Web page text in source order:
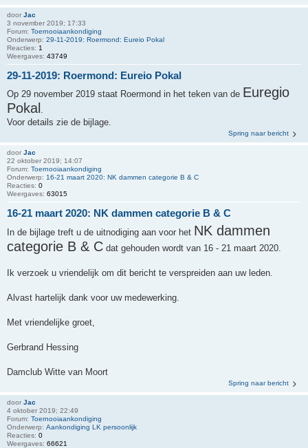
door Jac
3 november 2019; 17:33
Forum: Toernooiaankondiging
Onderwerp: 29-11-2019: Roermond: Eureio Pokal
Reacties: 1
Weergaves: 43749
29-11-2019: Roermond: Eureio Pokal
Op 29 november 2019 staat Roermond in het teken van de Euregio
Pokal .
Voor details zie de bijlage.
Spring naar bericht
door Jac
22 oktober 2019; 14:07
Forum: Toernooiaankondiging
Onderwerp: 16-21 maart 2020: NK dammen categorie B & C
Reacties: 0
Weergaves: 63015
16-21 maart 2020: NK dammen categorie B & C
In de bijlage treft u de uitnodiging aan voor het NK dammen
categorie B & C dat gehouden wordt van 16 - 21 maart 2020.
Ik verzoek u vriendelijk om dit bericht te verspreiden aan uw leden.
Alvast hartelijk dank voor uw medewerking.
Met vriendelijke groet,
Gerbrand Hessing
Damclub Witte van Moort
Spring naar bericht
door Jac
4 oktober 2019; 22:49
Forum: Toernooiaankondiging
Onderwerp: Aankondiging LK persoonlijk
Reacties: 0
Weergaves: 66621